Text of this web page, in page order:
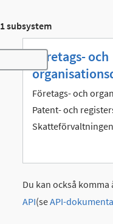
1 subsystem
Toggle navigation
Företags- och
Företags- och
Patent- och
Du kan också
API(seAPI-